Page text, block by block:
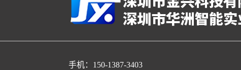
手机：150-1387-3403